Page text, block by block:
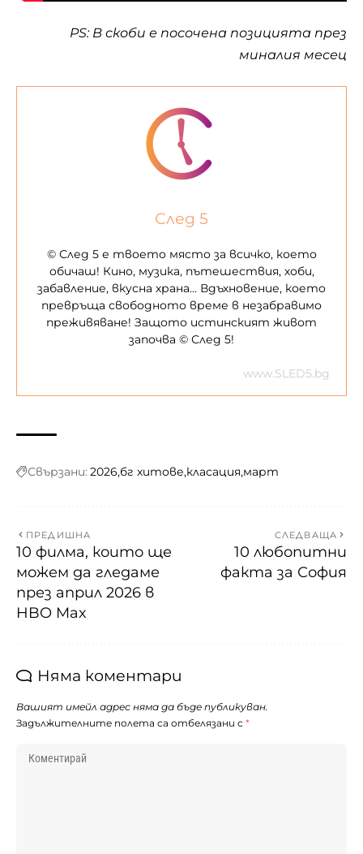
PS: В скоби е посочена позицията през
миналия месец
След 5
© След 5 е твоето място за всичко, което
обичаш! Кино, музика, пътешествия, хоби,
забавление, вкусна храна… Вдъхновение, което
превръща свободното време в незабравимо
преживяване! Защото истинският живот
започва © След 5!
www.SLED5.bg
Свързани: 2026 бг хитове класация март
ПРЕДИШНА
10 филма, които ще
можем да гледаме
през април 2026 в
HBO Max
СЛЕДВАЩА
10 любопитни
факта за София
Няма коментари
Вашият имейл адрес няма да бъде публикуван.
Задължителните полета са отбелязани с *